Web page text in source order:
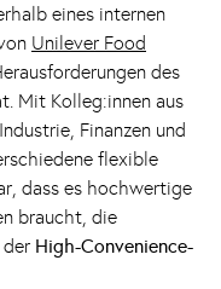
eines internen
Unilever Food
des
Mit Kolleg:innen aus
Finanzen und
flexible
dass es hochwertige
braucht, die
High-Convenience-